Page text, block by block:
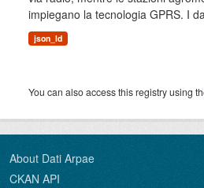
impiegano la tecnologia GPRS. I
json_ld
You can also access this registry using
About Dati Arpae
CKAN API